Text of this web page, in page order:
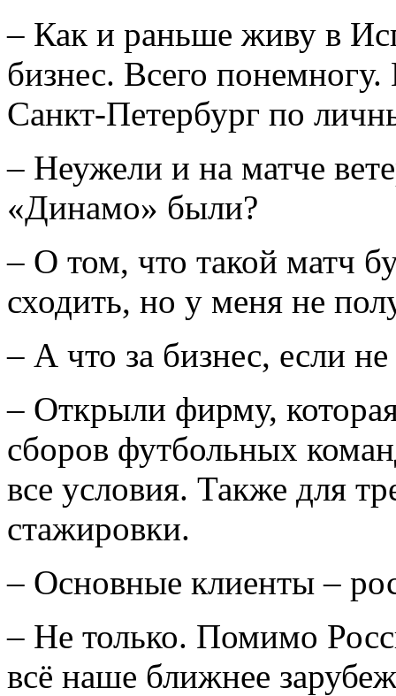
– Как и раньше живу в
бизнес. Всего
Санкт-Петербург по
– Неужели и на матче
«Динамо» были?
– О том, что такой матч
сходить, но у меня не
– А что за бизнес, если не
– Открыли фирму,
сборов футбольных
все условия. Также для
стажировки.
– Основные клиенты –
– Не только. Помимо
всё наше ближнее